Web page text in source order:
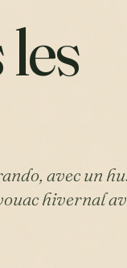
avec un
hivernal